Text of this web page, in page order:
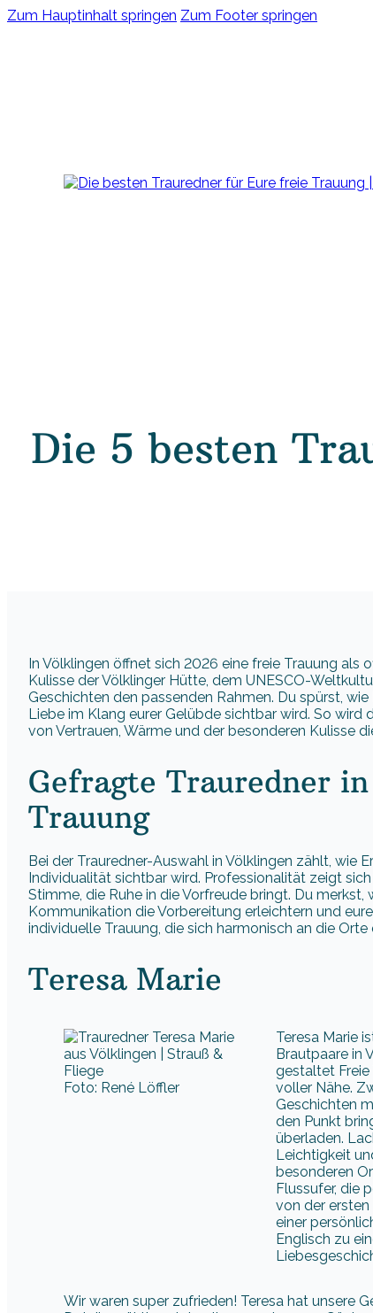
Zum Hauptinhalt springen Zum Footer springen
Die 5 besten
In Völklingen öffnet sich 2026 eine freie Trauung als
Kulisse der Völklinger Hütte, dem UNESCO-
Geschichten den passenden Rahmen. Du spürst,
Liebe im Klang eurer Gelübde sichtbar wird. So wird
von Vertrauen, Wärme und der besonderen Kulisse
Gefragte Trauredner
Trauung
Bei der Trauredner-Auswahl in Völklingen zählt, wie
Individualität sichtbar wird. Professionalität zeigt
Stimme, die Ruhe in die Vorfreude bringt. Du
Kommunikation die Vorbereitung erleichtern und
individuelle Trauung, die sich harmonisch an die
Teresa Marie
Foto: René Löffler
Teresa Marie
Brautpaare in
gestaltet Freie
voller Nähe.
Geschichten
den Punkt
überladen.
Leichtigkeit
besonderen
Flussufer, die
von der
einer
Englisch zu
Wir waren super zufrieden! Teresa hat unsere